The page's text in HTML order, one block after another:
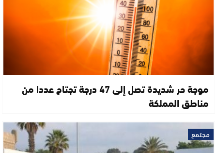
موجة حر شديدة تصل إلى 47 درجة تجتاح عددا من
مناطق المملكة
مجتمع